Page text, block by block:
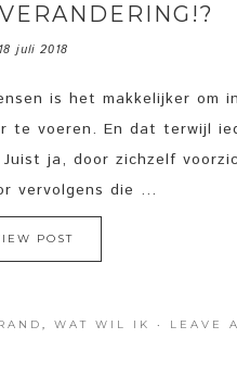
18 juli 2018
is het makkelijker om
te voeren. En dat terwijl
ja, door zichzelf
vervolgens die ...
POST
, WAT WIL IK · LEAVE